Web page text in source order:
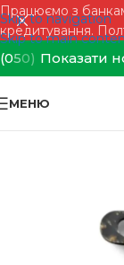
Skip to navigation
Skip to main
Працюємо з
кредитування.
(050) Показати
МЕНЮ